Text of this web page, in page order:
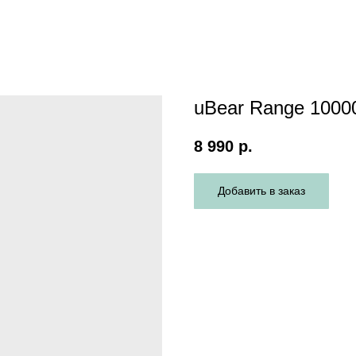
uBear Range
8 990 р.
Добавить в заказ